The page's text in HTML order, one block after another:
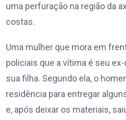
uma perfuração na região da
costas.
Uma mulher que mora em
policiais que a vítima é seu
sua filha. Segundo ela, o
residência para entregar
e, após deixar os materiais,